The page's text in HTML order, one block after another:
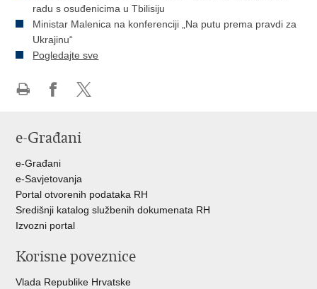
radu s osuđenicima u Tbilisiju
Ministar Malenica na konferenciji „Na putu prema pravdi za
Ukrajinu“
Pogledajte sve
FacebookuTwitteru
e-Građani
e-Građani
e-Savjetovanja
Portal otvorenih podataka RH
Središnji katalog službenih dokumenata RH
Izvozni portal
Korisne poveznice
Vlada Republike Hrvatske